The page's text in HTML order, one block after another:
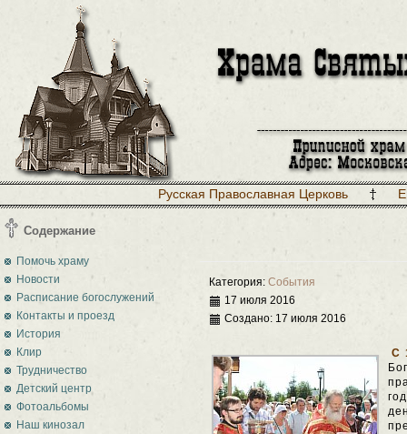
Русская Православная Церковь
Содержание
Помочь храму
Новости
Расписание богослужений
Контакты и проезд
История
Клир
Трудничество
Детский центр
Фотоальбомы
Наш кинозал
Категория: События
17 июля 2016
Создано: 17 июля 2016
С